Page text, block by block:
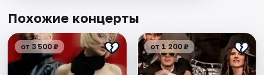
Похожие концерты
от 3 500 ₽ от 1 200 ₽